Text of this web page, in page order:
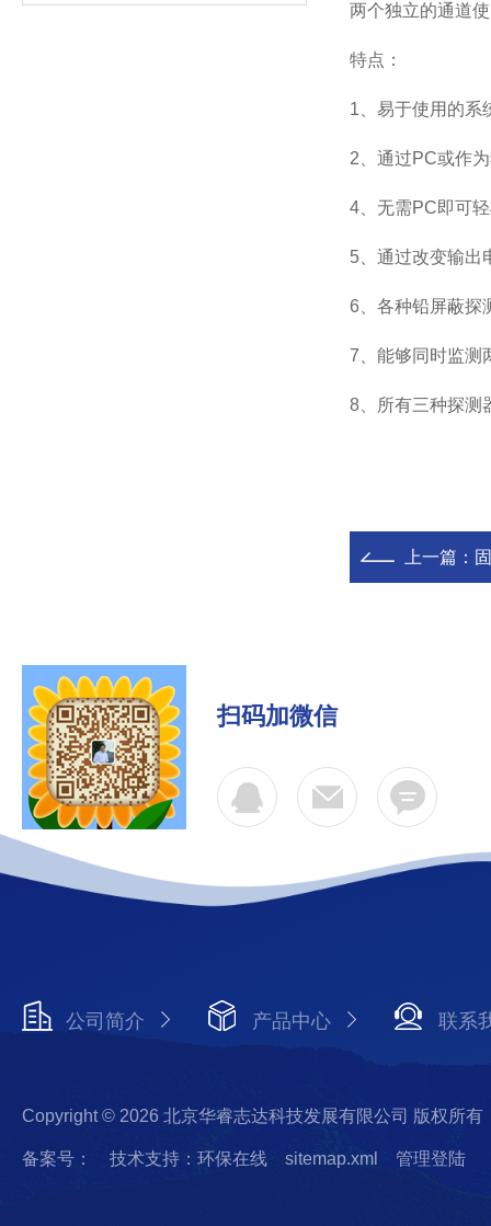
两个独立的通道
特点：
1、易于使用的系
2、通过PC或作
4、无需PC即可
5、通过改变输出
6、各种铅屏蔽探
7、能够同时监测
8、所有三种探测
上一篇：
扫码加微信
公司简介 产品中心 联系
Copyright © 2026 北京华睿志达科技发展有限公司 版权所有
备案号： 技术支持：环保在线 sitemap.xml 管理登陆